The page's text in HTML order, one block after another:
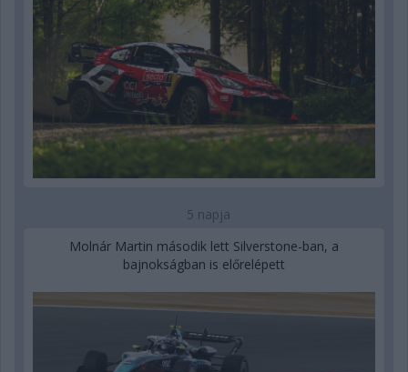
5 napja
Molnár Martin második lett Silverstone-ban, a
bajnokságban is előrelépett